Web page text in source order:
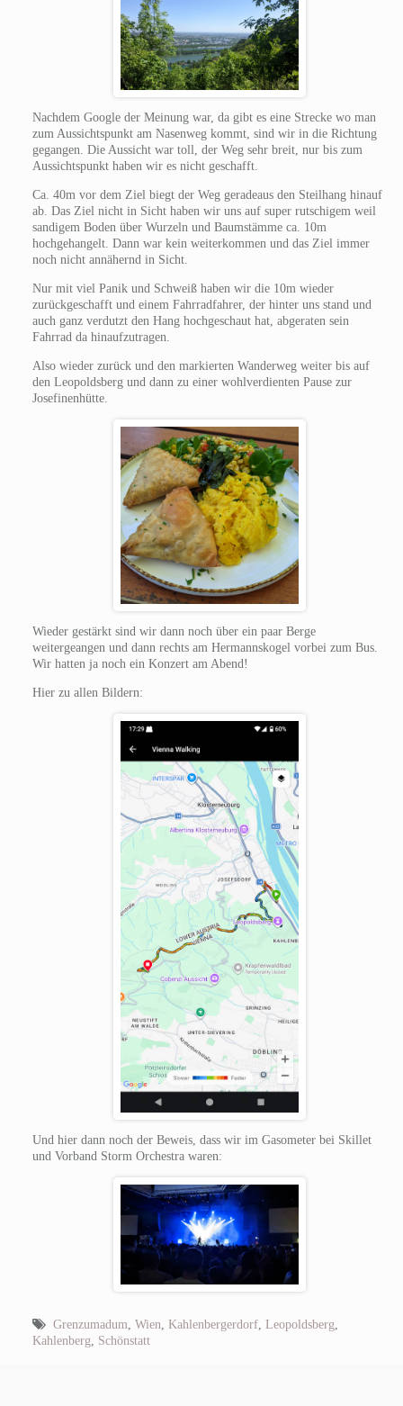
Nachdem Google der Meinung war, da gibt es eine Strecke wo man
zum Aussichtspunkt am Nasenweg kommt, sind wir in die Richtung
gegangen. Die Aussicht war toll, der Weg sehr breit, nur bis zum
Aussichtspunkt haben wir es nicht geschafft.
Ca. 40m vor dem Ziel biegt der Weg geradeaus den Steilhang hinauf
ab. Das Ziel nicht in Sicht haben wir uns auf super rutschigem weil
sandigem Boden über Wurzeln und Baumstämme ca. 10m
hochgehangelt. Dann war kein weiterkommen und das Ziel immer
noch nicht annähernd in Sicht.
Nur mit viel Panik und Schweiß haben wir die 10m wieder
zurückgeschafft und einem Fahrradfahrer, der hinter uns stand und
auch ganz verdutzt den Hang hochgeschaut hat, abgeraten sein
Fahrrad da hinaufzutragen.
Also wieder zurück und den markierten Wanderweg weiter bis auf
den Leopoldsberg und dann zu einer wohlverdienten Pause zur
Josefinenhütte.
Wieder gestärkt sind wir dann noch über ein paar Berge
weitergeangen und dann rechts am Hermannskogel vorbei zum Bus.
Wir hatten ja noch ein Konzert am Abend!
Hier zu allen Bildern:
Und hier dann noch der Beweis, dass wir im Gasometer bei Skillet
und Vorband Storm Orchestra waren:
Grenzumadum Wien Kahlenbergerdorf, Leopoldsberg
Kahlenberg
Schönstatt